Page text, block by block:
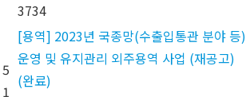
3734
5
1
[용역] 2023년 국종망(수출입통관 분야 등)
운영 및 유지관리 외주용역 사업 (재공고)
(완료)